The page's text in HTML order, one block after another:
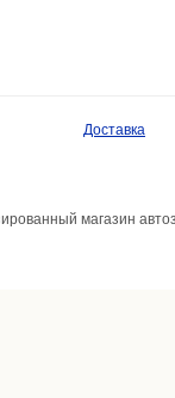
Доставка
магазин